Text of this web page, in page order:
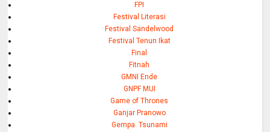
FPI
Festival Literasi
Festival Sandelwood
Festival Tenun Ikat
Final
Fitnah
GMNI Ende
GNPF MUI
Game of Thrones
Ganjar Pranowo
Gempa. Tsunami